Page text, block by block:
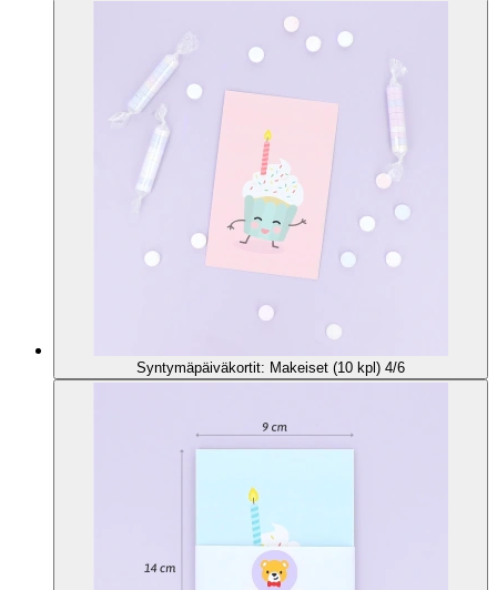
Syntymäpäiväkortit: Makeiset (10 kpl) 4/6